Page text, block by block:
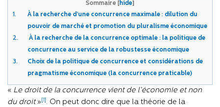
Sommaire hide
1.
À la recherche d’une concurrence maximale : dilution du
pouvoir de marché et promotion du pluralisme économique
2.
À la recherche de la concurrence optimale : la politique de
concurrence au service de la robustesse économique
3.
Choix de la politique de concurrence et considérations de
pragmatisme économique (la concurrence praticable)
« Le droit de la concurrence vient de l’économie et non
du droit» [1] . On peut donc dire que la théorie de la